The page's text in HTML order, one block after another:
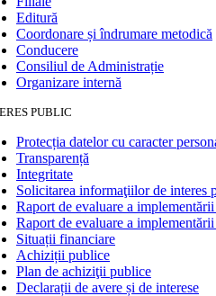
Editură
Coordonare și îndrumare metodică
Conducere
Consiliul de Administrație
Organizare internă
PUBLIC
Protecția datelor cu caracter
Transparență
Integritate
Solicitarea informaţiilor de interes
Raport de evaluare a
Raport de evaluare a
Situații financiare
Achiziții publice
Plan de achiziţii publice
Declarații de avere și de interese